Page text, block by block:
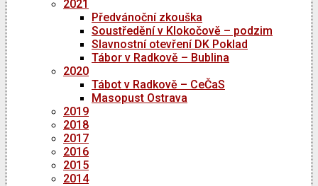
2021
Předvánoční zkouška
Soustředění v Klokočově – podzim
Slavnostní otevření DK Poklad
Tábor v Radkově – Bublina
2020
Tábot v Radkově – CeČaS
Masopust Ostrava
2019
2018
2017
2016
2015
2014